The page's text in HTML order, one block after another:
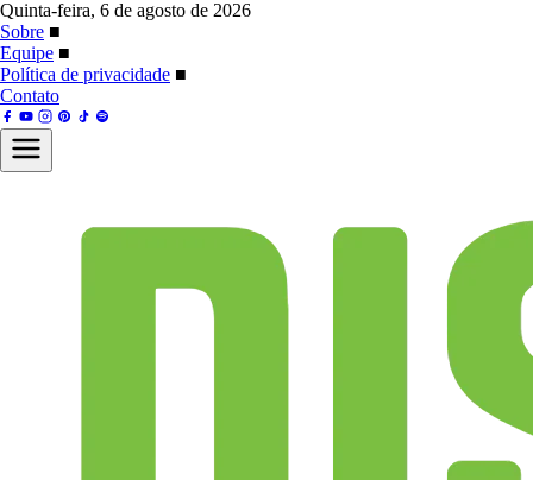
Quinta-feira, 6 de agosto de 2026
Sobre ■
Equipe ■
Política de privacidade ■
Contato